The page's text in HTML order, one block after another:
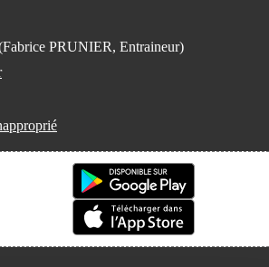
PRUNIER, Entraineur)